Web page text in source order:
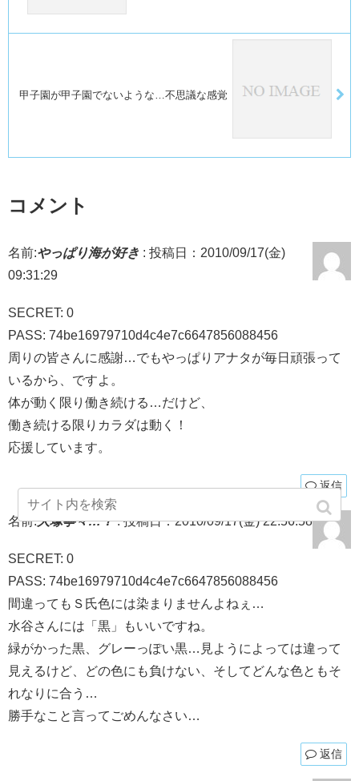
甲子園が甲子園でないような…不思議な感覚
コメント
名前:やっぱり海が好き : 投稿日：2010/09/17(金)
09:31:29
SECRET: 0
PASS: 74be16979710d4c4e7c6647856088456
周りの皆さんに感謝…でもやっぱりアナタが毎日頑張って
いるから、ですよ。
体が動く限り働き続ける…だけど、
働き続ける限りカラダは動く！
応援しています。
返信
名前:大塚寧々…？: 投稿日：2010/09/17(金) 22:56:58
SECRET: 0
PASS: 74be16979710d4c4e7c6647856088456
間違ってもＳ氏色には染まりませんよねぇ…
水谷さんには「黒」もいいですね。
緑がかった黒、グレーっぽい黒…見ようによっては違って
見えるけど、どの色にも負けない、そしてどんな色ともそ
れなりに合う…
勝手なこと言ってごめんなさい…
返信